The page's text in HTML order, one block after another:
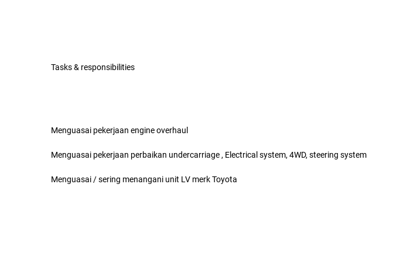
Tasks & responsibilities
Menguasai pekerjaan engine overhaul
Menguasai pekerjaan perbaikan undercarriage , Electrical system, 4WD, steering system
Menguasai / sering menangani unit LV merk Toyota